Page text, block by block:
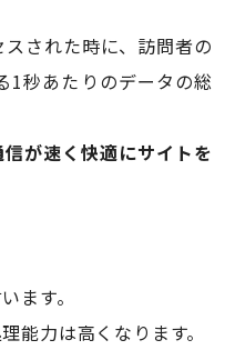
された時に、訪問者の
1秒あたりのデータの総
が速く快適にサイトを
ます。
能力は高くなります。